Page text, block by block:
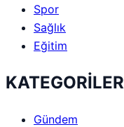
Spor
Sağlık
Eğitim
KATEGORİLER
Gündem